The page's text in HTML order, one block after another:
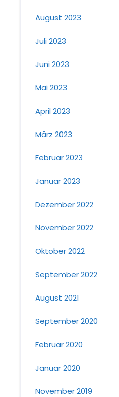
August 2023
Juli 2023
Juni 2023
Mai 2023
April 2023
März 2023
Februar 2023
Januar 2023
Dezember 2022
November 2022
Oktober 2022
September 2022
August 2021
September 2020
Februar 2020
Januar 2020
November 2019